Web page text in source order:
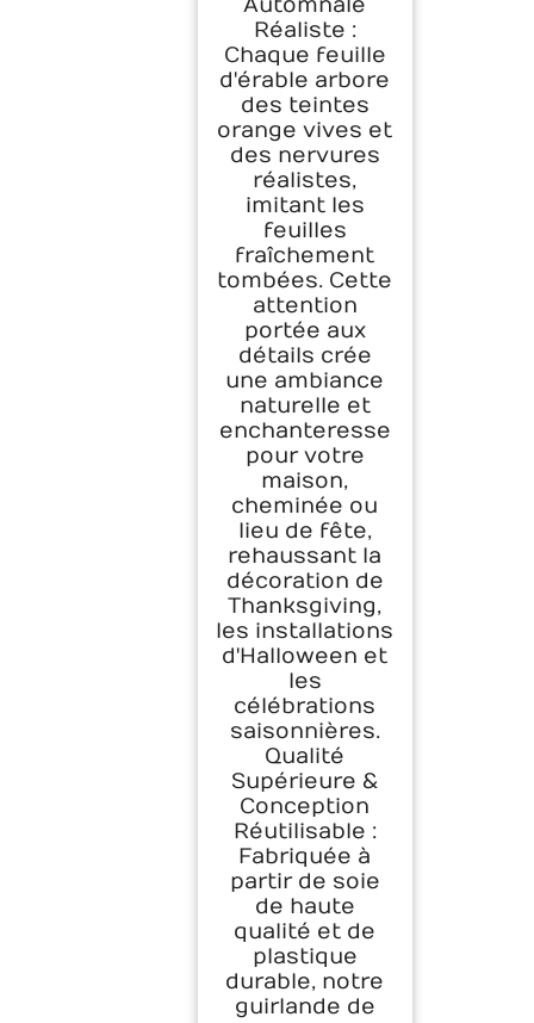
Automnale
Réaliste :
Chaque feuille
d'érable arbore
des teintes
orange vives et
des nervures
réalistes,
imitant les
feuilles
fraîchement
tombées. Cette
attention
portée aux
détails crée
une ambiance
naturelle et
enchanteresse
pour votre
maison,
cheminée ou
lieu de fête,
rehaussant la
décoration de
Thanksgiving,
les installations
d'Halloween et
les
célébrations
saisonnières.
Qualité
Supérieure &
Conception
Réutilisable :
Fabriquée à
partir de soie
de haute
qualité et de
plastique
durable, notre
guirlande de